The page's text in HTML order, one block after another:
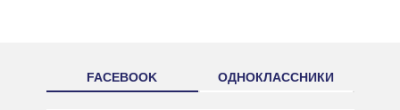
FACEBOOK ОДНОКЛАССНИКИ